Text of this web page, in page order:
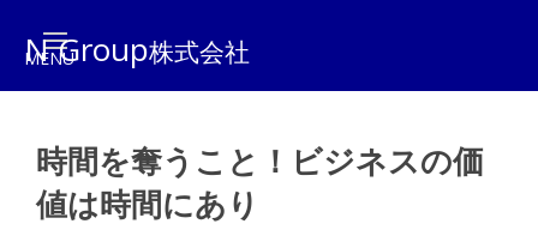
N Group株式会社
時間を奪うこと！ビジネスの価
値は時間にあり